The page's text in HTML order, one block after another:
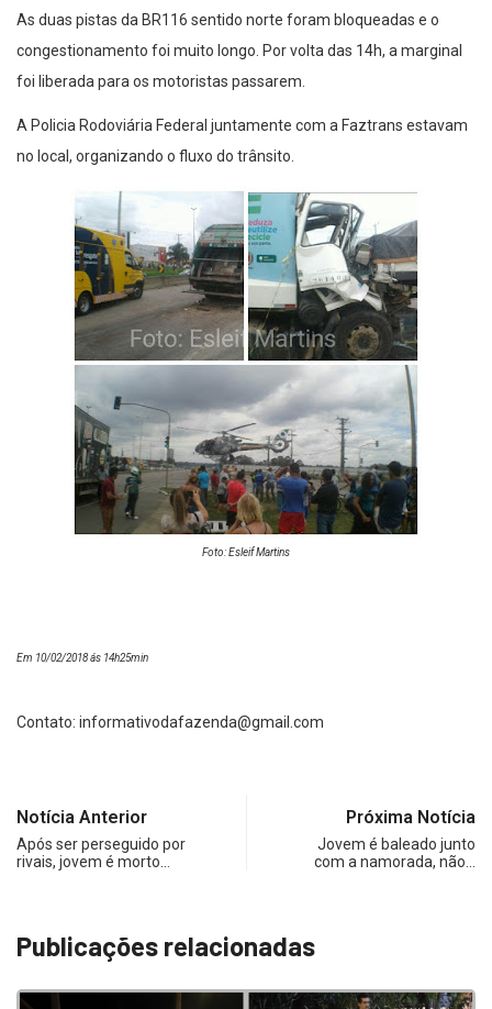
As duas pistas da BR116 sentido norte foram bloqueadas e o
congestionamento foi muito longo. Por volta das 14h, a marginal
foi liberada para os motoristas passarem.
A Policia Rodoviária Federal juntamente com a Faztrans estavam
no local, organizando o fluxo do trânsito.
Foto: Esleif Martins
Em 10/02/2018 ás 14h25min
Contato: informativodafazenda@gmail.com
Notícia Anterior
Após ser perseguido por
rivais, jovem é morto…
Próxima Notícia
Jovem é baleado junto
com a namorada, não…
Publicações relacionadas